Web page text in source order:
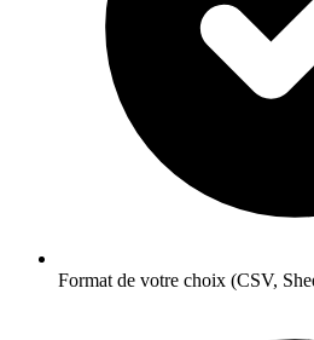
Format de votre choix (CSV,